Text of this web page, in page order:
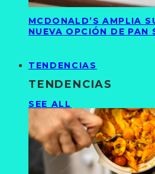
MCDONALD’S AMPLIA
NUEVA OPCIÓN DE PAN
TENDENCIAS
TENDENCIAS
SEE ALL